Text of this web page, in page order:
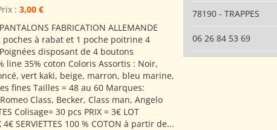
: 3,00 €
FABRICATION ALLEMANDE
poches à rabat et 1 poche poitrine 4
disposant de 4 boutons
line 35% coton Coloris Assortis : Noir,
vert kaki, beige, marron, bleu marine,
fines Tailles = 48 au 60 Marques:
Class, Becker, Class man, Angelo
Colisage= 30 pcs PRIX = 3€ LOT
4€ SERVIETTES 100 % COTON à partir de...
78190 - TRAPPES
06 26 84 53 69